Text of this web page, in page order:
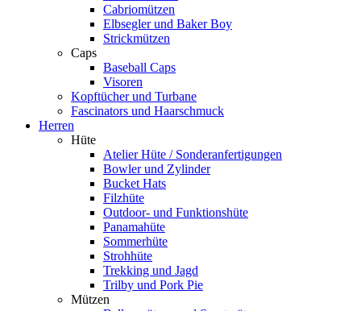
Cabriomützen
Elbsegler und Baker Boy
Strickmützen
Caps
Baseball Caps
Visoren
Kopftücher und Turbane
Fascinators und Haarschmuck
Herren
Hüte
Atelier Hüte / Sonderanfertigungen
Bowler und Zylinder
Bucket Hats
Filzhüte
Outdoor- und Funktionshüte
Panamahüte
Sommerhüte
Strohhüte
Trekking und Jagd
Trilby und Pork Pie
Mützen